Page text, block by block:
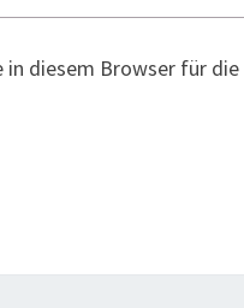
in diesem Browser für die